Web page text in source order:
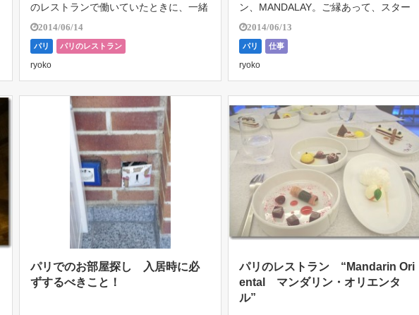
のレストランで働いていたときに、一緒
だった日比野さんがシェフを勤めていら
っしゃったお店。フランスに行くきっか
けというか、ご自身のワーホリの話やパ
リでの仕事の経験などを […]
2014/06/14
パリ パリのレストラン
ryoko
ン、MANDALAY。ご縁あって、スター
ジュ(研修)をさせて頂いた。 フランスに
はこのスタージュという制度が一般的に
あり、給与は発生しないのがほとんど。
スタージュの中でもエセイエ(フラ […]
2014/06/13
パリ 仕事
ryoko
パリでのお部屋探し 入居時に必
ずするべきこと！
パリのレストラン “Mandarin Ori
ental マンダリン・オリエンタ
ル”